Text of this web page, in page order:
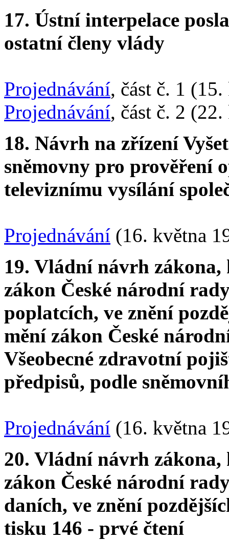
17. Ústní interpelace
ostatní členy vlády
Projednávání, část č. 1
Projednávání, část č. 2
18. Návrh na zřízení
sněmovny pro prověření
televiznímu vysílání
Projednávání (16. května
19. Vládní návrh
zákon České národní
poplatcích, ve znění
mění zákon České
Všeobecné zdravotní
předpisů, podle
Projednávání (16. května
20. Vládní návrh
zákon České národní
daních, ve znění
tisku 146 - prvé čtení